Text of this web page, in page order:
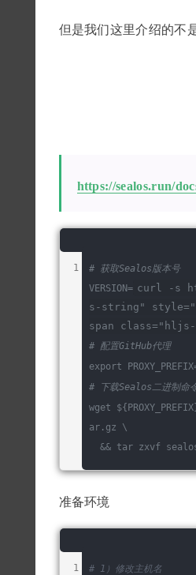
但是我们这里介绍的不
https://sealos.run/
# 获取Sealos版本号
VERSION= curl -s
s-string"
span class="
# 配置GitHub代理
export
# 下载Sealos二进制命
wget
ar.gz \
&& tar zxvf
准备环境
# 1）修改主机名